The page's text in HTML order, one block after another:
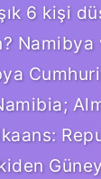
6 kişi
Namibya